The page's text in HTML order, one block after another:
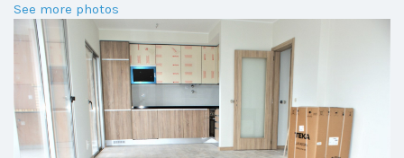
See more photos